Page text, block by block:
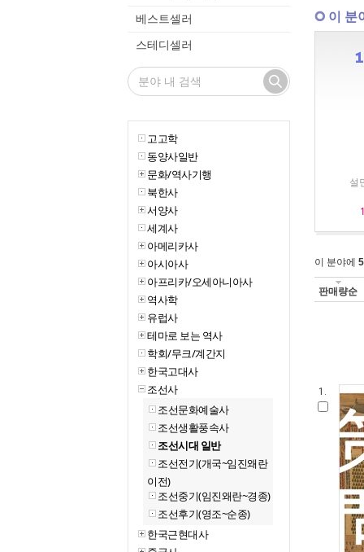
베스트셀러
스테디셀러
고고학
동양사일반
문화/역사기행
북한사
서양사
세계사
아메리카사
아시아사
아프리카/오세아니아사
역사학
유럽사
테마로 보는 역사
학회/무크/계간지
한국고대사
조선사
조선문화예술사
조선생활풍속사
조선시대 일반
조선전기(개국~임진왜란
이전)
조선중기(임진왜란~경종)
조선후기(영조~순종)
한국근현대사
이 분
설
이 분야에
판매량순
1.